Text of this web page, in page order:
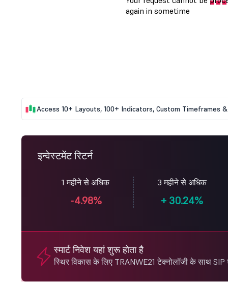
Access 10+ Layouts, 100+ Indicators, Custom Timeframes
इन्वेस्टमेंट रिटर्न
1 महीने से अधिक
-4.98%
3 महीने से अधिक
+30.24%
स्मार्ट निवेश यहां शुरू होता है
स्थिर विकास के लिए TRANWE21 टेक्नोलॉजी के साथ